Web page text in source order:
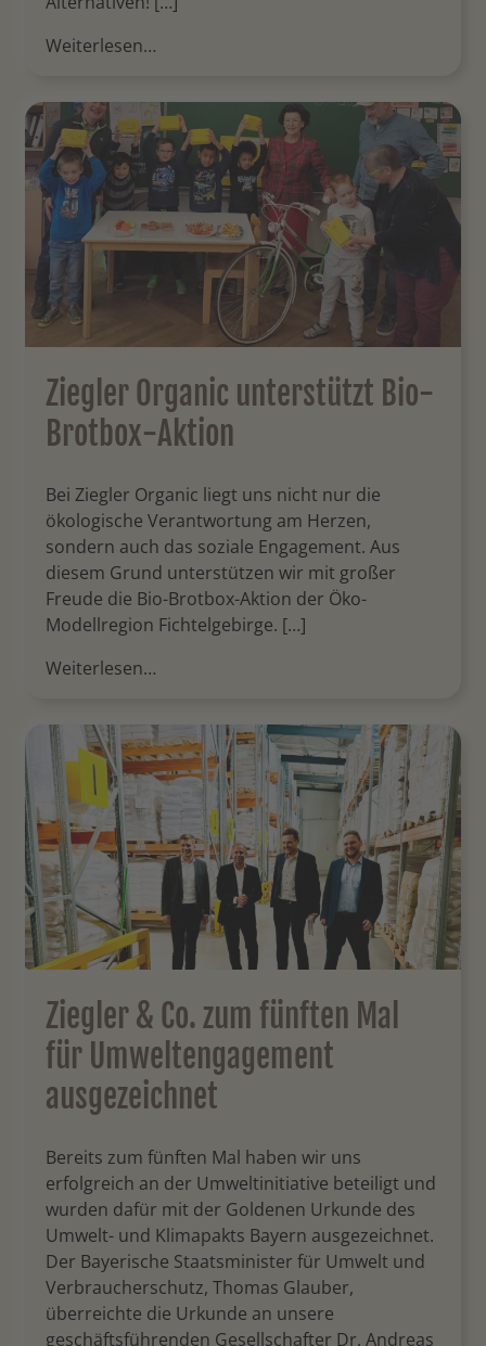
Weiterlesen…
Ziegler Organic unterstützt Bio-
Brotbox-Aktion
Bei Ziegler Organic liegt uns nicht nur die
ökologische Verantwortung am Herzen,
sondern auch das soziale Engagement. Aus
diesem Grund unterstützen wir mit großer
Freude die Bio-Brotbox-Aktion der Öko-
Modellregion Fichtelgebirge. […]
Weiterlesen…
Ziegler & Co. zum fünften Mal
für Umweltengagement
ausgezeichnet
Bereits zum fünften Mal haben wir uns
erfolgreich an der Umweltinitiative beteiligt und
wurden dafür mit der Goldenen Urkunde des
Umwelt- und Klimapakts Bayern ausgezeichnet.
Der Bayerische Staatsminister für Umwelt und
Verbraucherschutz, Thomas Glauber,
überreichte die Urkunde an unsere
geschäftsführenden Gesellschafter Dr. Andreas